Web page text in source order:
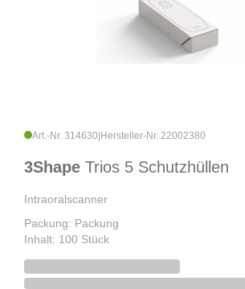
Art.-Nr. 314630 Hersteller-Nr. 22002380
3Shape Trios 5 Schutzhüllen
Intraoralscanner
Packung: Packung
Inhalt: 100 Stück